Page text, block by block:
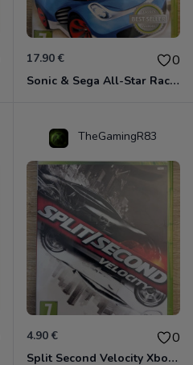
17.90 € 0
Sonic & Sega All-Star Racing - Transformed Xbox 360
TheGamingR83
4.90 € 0
Split Second Velocity Xbox 360